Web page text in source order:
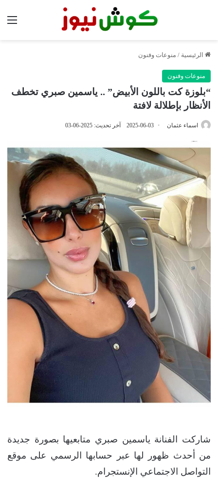
الرئيسية / منوعات وفنون
منوعات وفنون
“بلوزة كت باللون الأبيض” .. ياسمين صبري تخطف
الأنظار بإطلالة لافتة
اسماء عثمان 2025-06-03 آخر تحديث: 2025-06-03
شاركت الفنانة ياسمين صبري متابعيها بصورة جديدة
من أحدث ظهور لها عبر حسابها الرسمي على موقع
التواصل الاجتماعي الإنستجرام.